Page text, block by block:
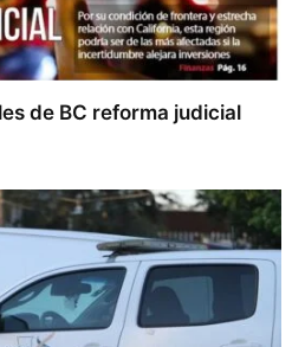
de BC reforma judicial